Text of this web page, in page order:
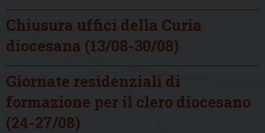
Chiusura uffici della Curia
diocesana (13/08-30/08)
Giornate residenziali di
formazione per il clero diocesano
(24-27/08)